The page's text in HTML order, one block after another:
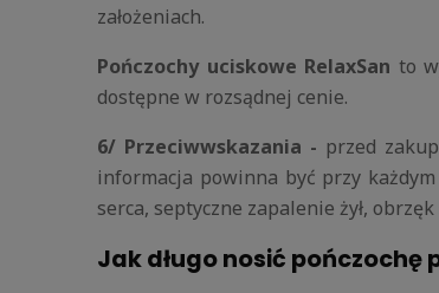
założeniach.
Pończochy uciskowe RelaxSan to
dostępne w rozsądnej cenie.
6/ Przeciwwskazania - przed
informacja powinna być przy
serca, septyczne zapalenie żył,
Jak długo nosić pończochę